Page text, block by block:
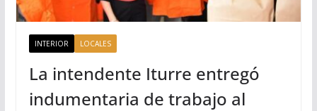
INTERIOR LOCALES
La intendente Iturre entregó
indumentaria de trabajo al